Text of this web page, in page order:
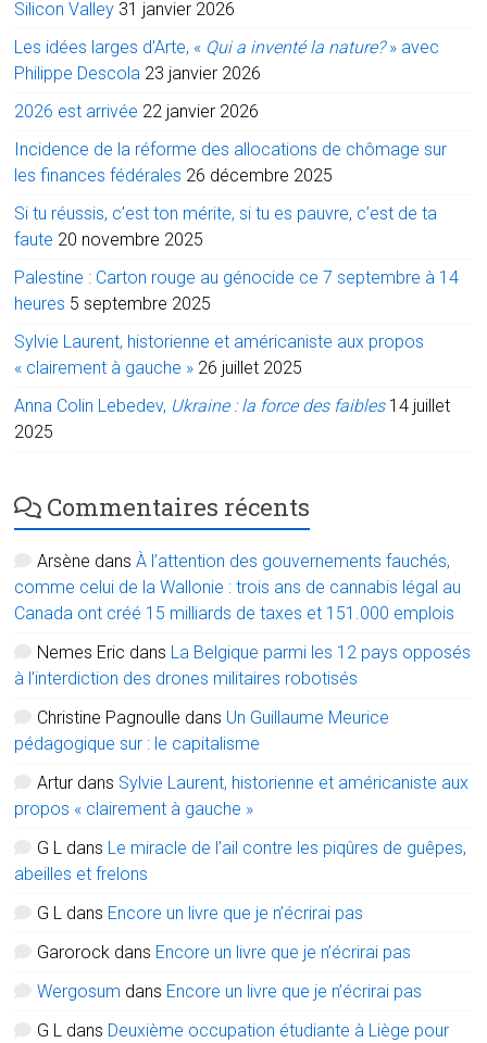
Silicon Valley 31 janvier 2026
Les idées larges d’Arte, « Qui a inventé la nature?» avec
Philippe Descola 23 janvier 2026
2026 est arrivée 22 janvier 2026
Incidence de la réforme des allocations de chômage sur
les finances fédérales 26 décembre 2025
Si tu réussis, c’est ton mérite, si tu es pauvre, c’est de ta
faute 20 novembre 2025
Palestine : Carton rouge au génocide ce 7 septembre à 14
heures 5 septembre 2025
Sylvie Laurent, historienne et américaniste aux propos
« clairement à gauche » 26 juillet 2025
Anna Colin Lebedev, Ukraine : la force des faibles 14 juillet
2025
Commentaires récents
Arsène dansÀ l’attention des gouvernements fauchés,
comme celui de la Wallonie : trois ans de cannabis légal au
Canada ont créé 15 milliards de taxes et 151.000 emplois
Nemes Eric dans La Belgique parmi les 12 pays opposés
à l’interdiction des drones militaires robotisés
Christine Pagnoulle dans Un Guillaume Meurice
pédagogique sur : le capitalisme
Artur dans Sylvie Laurent, historienne et américaniste aux
propos « clairement à gauche »
G L dans Le miracle de l’ail contre les piqûres de guêpes,
abeilles et frelons
G L dans Encore un livre que je n’écrirai pas
Garorock dans Encore un livre que je n’écrirai pas
Wergosum dans Encore un livre que je n’écrirai pas
G L dans Deuxième occupation étudiante à Liège pour